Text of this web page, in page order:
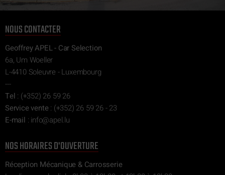
NOUS CONTACTER
Geoffrey APEL - Car Selection
6a, Um Woeller
L-4410 Soleuvre - Luxembourg
---
Tel : (+352) 26 59 26
Service vente: (+352) 26 59 26 - 23
E-mail : ul.l
epa@of
ni
NOS HORAIRES D'OUVERTURE
Réception Mécanique & Carrosserie